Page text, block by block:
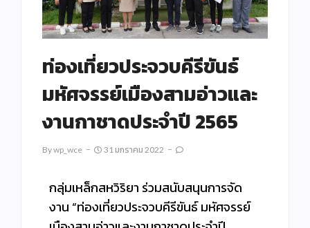
ท่องเที่ยวประจวบคีรีขันธ์
มหัศจรรย์เมืองสามอ่าวและ
งานกาชาดประจำปี 2565
ByWp_wce 31 มกราคม 2022
กลุ่มเหล็กสหวิริยา ร่วมสนับสนุนการจัด
งาน “ท่องเที่ยวประจวบคีรีขันธ์ มหัศจรรย์